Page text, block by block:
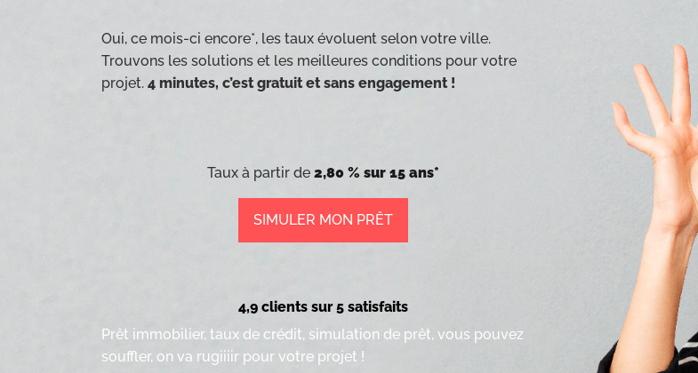
Oui, ce mois-ci encore*, les taux évoluent selon votre ville.
Trouvons les solutions et les meilleures conditions pour votre
projet. 4 minutes, c’est gratuit et sans engagement !
Taux à partir de 2,80 % sur 15 ans*
SIMULER MON PRÊT
4,9 clients sur 5 satisfaits
Prêt immobilier, taux de crédit, simulation de prêt, vous pouvez
souffler, on va rugiiiir pour votre projet !